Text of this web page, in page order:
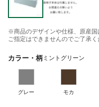
※商品のデザインや仕様、原産国
ご指定はできませんのでご了承く
カラー・柄 ミントグリーン
グレー モカ